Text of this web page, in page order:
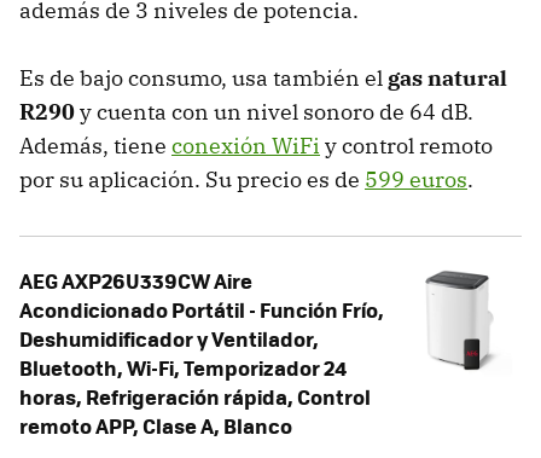
además de 3 niveles de potencia.
Es de bajo consumo, usa también el gas natural
R290y cuenta con un nivel sonoro de 64 dB.
Además, tiene conexión WiFi y control remoto
por su aplicación. Su precio es de 599 euros.
AEG AXP26U339CW Aire
Acondicionado Portátil - Función Frío,
Deshumidificador y Ventilador,
Bluetooth, Wi-Fi, Temporizador 24
horas, Refrigeración rápida, Control
remoto APP, Clase A, Blanco